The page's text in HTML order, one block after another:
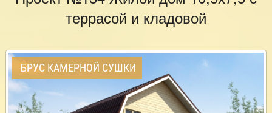
террасой и кладовой
БРУС КАМЕРНОЙ СУШКИ